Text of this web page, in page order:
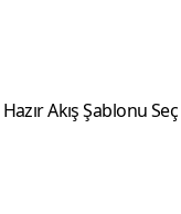
Hazır Akış Şablonu Seç